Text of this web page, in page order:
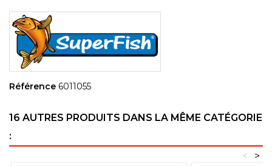
Référence 6011055
16 AUTRES PRODUITS DANS LA MÊME CATÉGORIE
:
>
<